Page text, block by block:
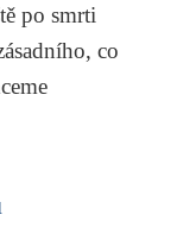
po smrti
co